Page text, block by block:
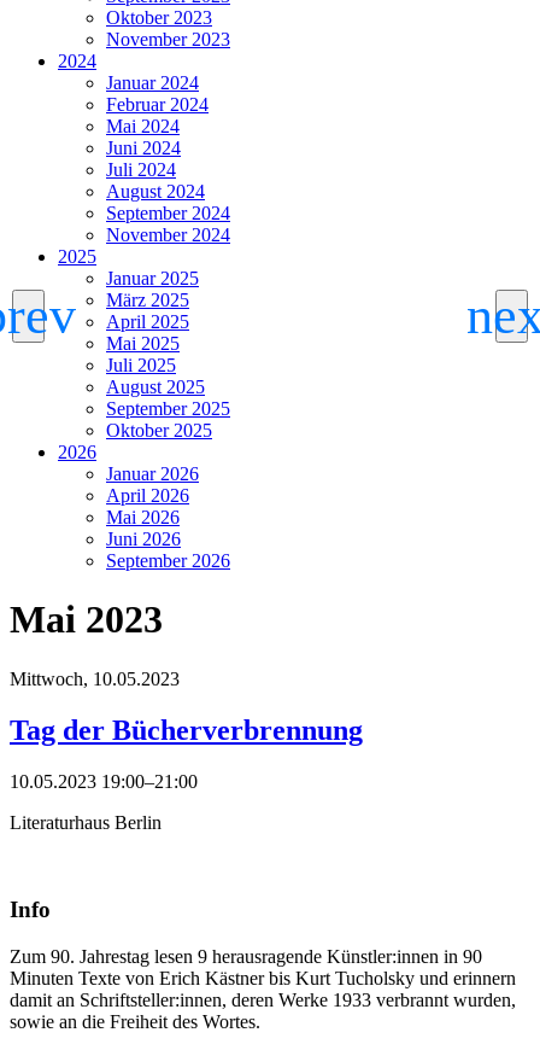
Oktober 2023
November 2023
2024
Januar 2024
Februar 2024
Mai 2024
Juni 2024
Juli 2024
August 2024
September 2024
November 2024
2025
Januar 2025
März 2025
April 2025
Mai 2025
Juli 2025
August 2025
September 2025
Oktober 2025
2026
Januar 2026
April 2026
Mai 2026
Juni 2026
September 2026
Mai 2023
Mittwoch, 10.05.2023
Tag der Bücherverbrennung
10.05.2023 19:00–21:00
Literaturhaus Berlin
Info
Zum 90. Jahrestag lesen 9 herausragende Künstler:innen in 90
Minuten Texte von Erich Kästner bis Kurt Tucholsky und erinnern
damit an Schriftsteller:innen, deren Werke 1933 verbrannt wurden,
sowie an die Freiheit des Wortes.